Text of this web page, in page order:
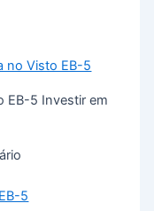
no Visto EB-5
EB-5 Investir em
5